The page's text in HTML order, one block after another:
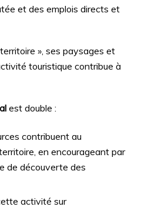
et des emplois directs et
», ses paysages et
touristique contribue à
est double :
contribuent au
en encourageant par
de découverte des
activité sur